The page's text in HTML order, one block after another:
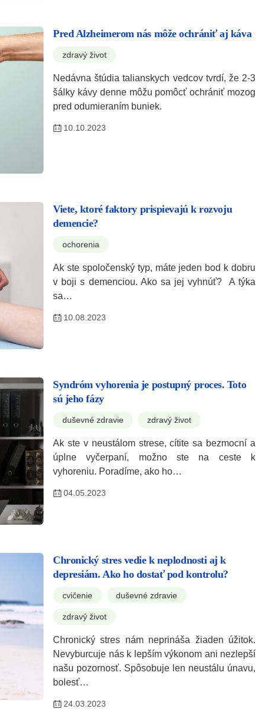
Pred Alzheimerom nás môže ochrániť aj káva
zdravý život
Nedávna štúdia talianskych vedcov tvrdí, že 2-3
šálky kávy denne môžu pomôcť ochrániť mozog
pred odumieraním buniek.
10.10.2023
Viete, ktoré faktory prispievajú k rozvoju
demencie?
ochorenia
Ak ste spoločenský typ, máte jeden bod k dobru
v boji s demenciou. Ako sa jej vyhnúť? A týka
sa…
10.08.2023
Syndróm vyhorenia je postupný proces. Toto
sú jeho fázy
duševné zdravie zdravý život
Ak ste v neustálom strese, cítite sa bezmocní a
úplne vyčerpaní, možno ste na ceste k
vyhoreniu. Poradíme, ako ho…
04.05.2023
Chronický stres vedie k neplodnosti aj k
depresiám. Ako ho dostať pod kontrolu?
cvičenie duševné zdravie
zdravý život
Chronický stres nám neprináša žiaden úžitok.
Nevyburcuje nás k lepším výkonom ani nezlepší
našu pozornosť. Spôsobuje len neustálu únavu,
bolesť…
24.03.2023